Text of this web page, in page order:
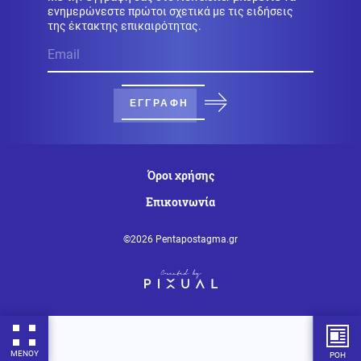
ΜΕΝΟΥ ΡΟΗ
Πυρκαγιά σε ισόγειο κατάστημα στο Παλαιό Φάληρο
Κοινωνία 07.08.2026 - 22:12
Φίδι έκανε την εμφάνισή του σε Νοσοκομείο του
07.08.2026 - 22:05
κυρώσεων κατά της Ρωσίας από τη Γερουσία των
Ταινία τρόμου στον Ιλινόις των ΗΠΑ: 15χρονος
ενημερώνεστε πρώτοι σχετικά με τις ειδήσεις
της έκτακτης επικαιρότητας.
ΕΓΓΡΑΦΗ
Όροι χρήσης
Επικοινωνία
©2026 Pentapostagma.gr